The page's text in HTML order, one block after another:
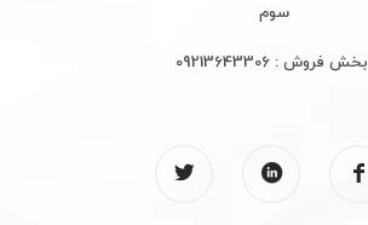
سوم
بخش فروش :09213643306